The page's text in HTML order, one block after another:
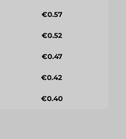
€0.57
€0.52
€0.47
€0.42
€0.40